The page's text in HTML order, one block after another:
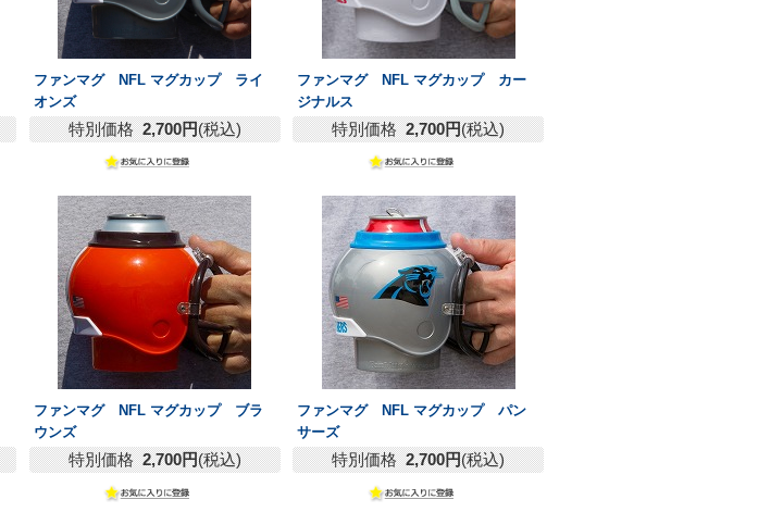
ファンマグ NFL マグカップ ライ
オンズ
特別価格 2,700円(税込)
ファンマグ NFL マグカップ カー
ジナルス
特別価格 2,700円(税込)
ファンマグ NFL マグカップ ブラ
ウンズ
特別価格 2,700円(税込)
ファンマグ NFL マグカップ パン
サーズ
特別価格 2,700円(税込)